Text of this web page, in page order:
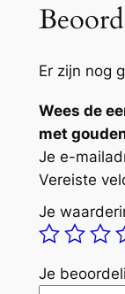
z
m
e
t
g
o
u
d
e
Er zijn nog
Wees de
met
Je e-
Vereiste
Je
Je